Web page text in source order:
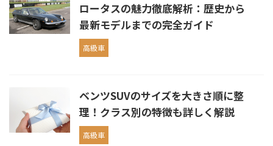
ロータスの魅力徹底解析：歴史から
最新モデルまでの完全ガイド
高級車
ベンツSUVのサイズを大きさ順に整
理！クラス別の特徴も詳しく解説
高級車